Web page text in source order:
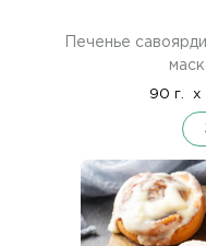
Печенье
90 г. x